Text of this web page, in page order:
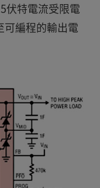
伏特電流受限電
可編程的輸出電